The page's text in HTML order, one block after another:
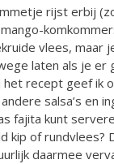
rijst erbij
vlees, maar
laten als je er
recept geef ik
salsa’s en
fajita kunt
kip of rundvlees?
daarmee